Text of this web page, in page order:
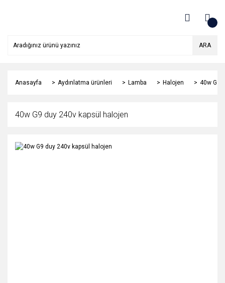
ARA
Anasayfa Aydınlatma ürünleri Lamba Halojen 40w G9
40w G9 duy 240v kapsül halojen